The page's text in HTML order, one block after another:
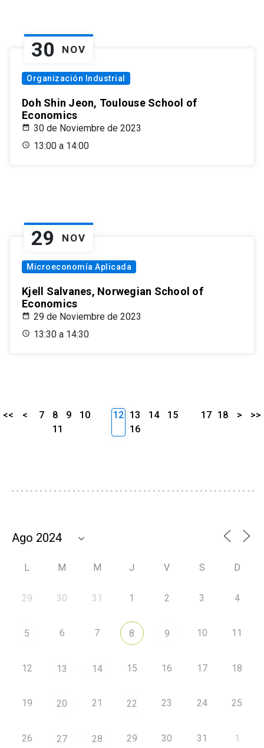
30 NOV
Organización Industrial
Doh Shin Jeon, Toulouse School of
Economics
30 de Noviembre de 2023
13:00 a 14:00
29 NOV
Microeconomía Aplicada
Kjell Salvanes, Norwegian School of
Economics
29 de Noviembre de 2023
13:30 a 14:30
<< < 7 8 9
10
11
12 13 14
15
16
17 18 > >>
L M M J V S D
29 30 31 1 2 3 4
5 6 7 8 9 10 11
12 13 14 15 16 17 18
19 20 21 22 23 24 25
26 27 28 29 30 31 1